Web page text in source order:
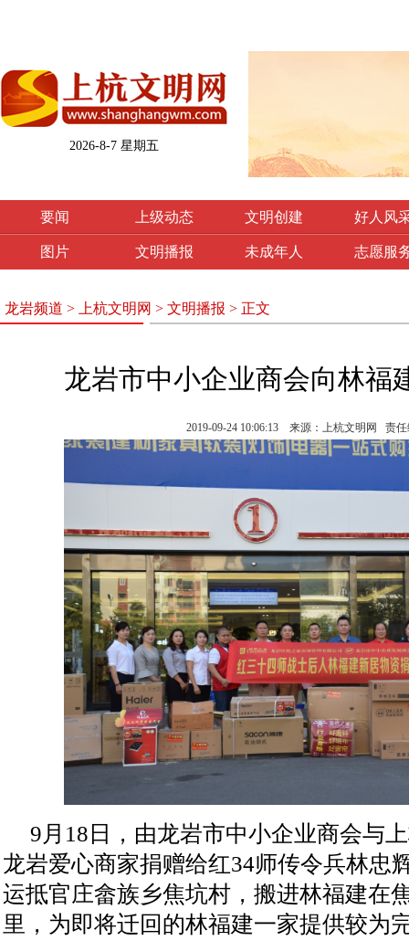
2026-8-7 星期五
要闻 上级动态 文明创建 好人风
图片 文明播报 未成年人 志愿服
龙岩频道 > 上杭文明网 > 文明播报 > 正文
龙岩市中小企业商会向林福
2019-09-24 10:06:13 来源：上杭文明网 责
9月18日，由龙岩市中小企业商会与
龙岩爱心商家捐赠给红34师传令兵林忠
运抵官庄畲族乡焦坑村，搬进林福建在
里，为即将迁回的林福建一家提供较为